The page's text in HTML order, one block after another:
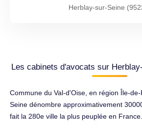
Herblay-sur-Seine
Les cabinets d'avocats sur
Commune du Val-d'Oise, en région Île-
Seine dénombre approximativement
fait la 280e ville la plus peuplée en France.